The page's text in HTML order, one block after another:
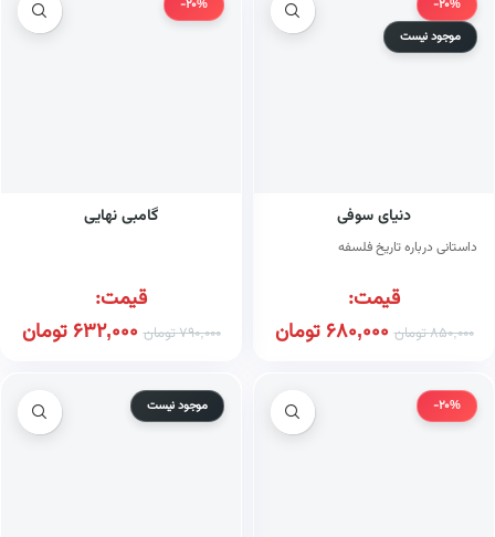
-20%
موجود نیست
دنیای سوفی
داستانی درباره تاریخ فلسفه
قیمت:
850,000تومان 680,000 تومان
-20%
گامبی نهایی
قیمت:
790,000تومان 632,000 تومان
-20% موجود نیست